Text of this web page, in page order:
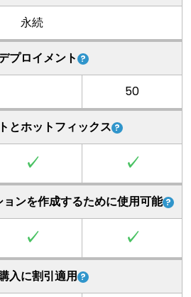
永続
プロイメント
50
とホットフィックス
✓ ✓
ンを作成するために使用可能
✓ ✓
入に割引適用